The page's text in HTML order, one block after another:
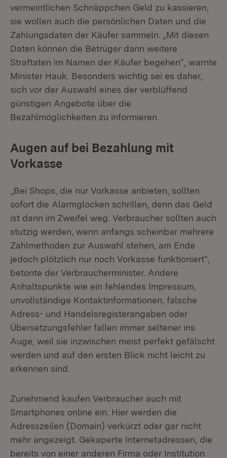
vermeintlichen Schnäppchen Geld zu kassieren,
sie wollen auch die persönlichen Daten und die
Zahlungsdaten der Käufer sammeln. „Mit diesen
Daten können die Betrüger dann weitere
Straftaten im Namen der Käufer begehen“, warnte
Minister Hauk. Besonders wichtig sei es daher,
sich vor der Auswahl eines der verblüffend
günstigen Angebote über die
Bezahlmöglichkeiten zu informieren.
Augen auf bei Bezahlung mit
Vorkasse
„Bei Shops, die nur Vorkasse anbieten, sollten
sofort die Alarmglocken schrillen, denn das Geld
ist dann im Zweifel weg. Verbraucher sollten auch
stutzig werden, wenn anfangs scheinbar mehrere
Zahlmethoden zur Auswahl stehen, am Ende
jedoch plötzlich nur noch Vorkasse funktioniert“,
betonte der Verbraucherminister. Andere
Anhaltspunkte wie ein fehlendes Impressum,
unvollständige Kontaktinformationen, falsche
Adress- und Handelsregisterangaben oder
Übersetzungsfehler fallen immer seltener ins
Auge, weil sie inzwischen meist perfekt gefälscht
werden und auf den ersten Blick nicht leicht zu
erkennen sind.
Zunehmend kaufen Verbraucher auch mit
Smartphones online ein. Hier werden die
Adresszeilen (Domain) verkürzt oder gar nicht
mehr angezeigt. Gekaperte Internetadressen, die
bereits von einer anderen Firma oder Institution